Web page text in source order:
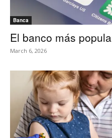
Banca
El banco más
March 6, 2026